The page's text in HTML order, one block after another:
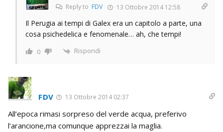
Reply to FDV 13 Ottobre 2014 12:58
Il Perugia ai tempi di Galex era un capitolo a parte, una
cosa psichedelica e fenomenale… ah, che tempi!
0 Rispondi
FDV 13 Ottobre 2014 02:37
All’epoca rimasi sorpreso del verde acqua, preferivo
l’arancione,ma comunque apprezzai la maglia.